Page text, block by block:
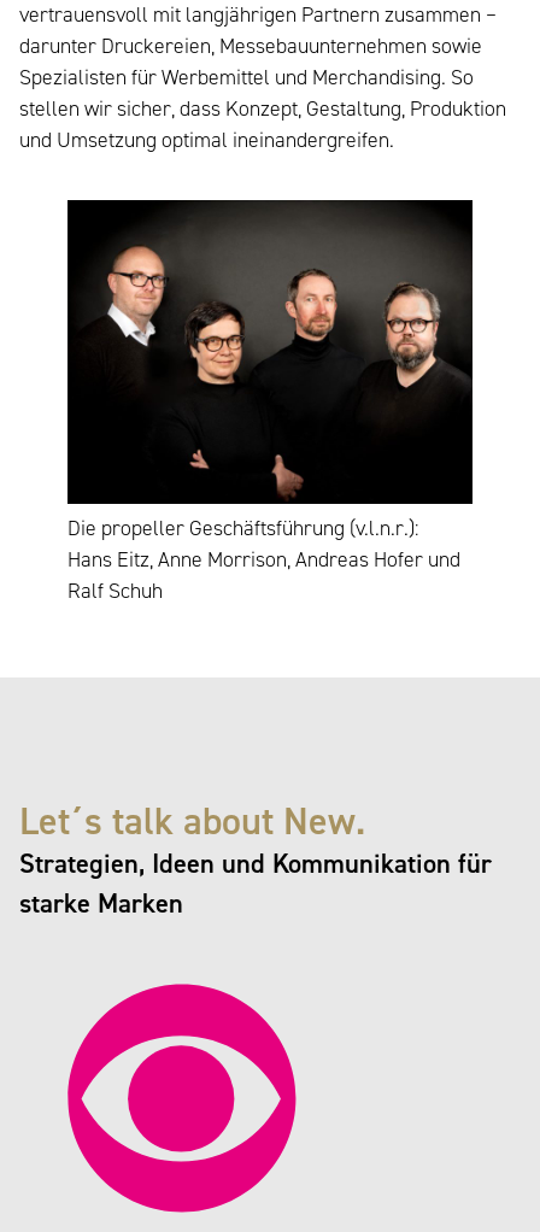
vertrauensvoll mit langjährigen Partnern zusammen –
darunter Druckereien, Messebauunternehmen sowie
Spezialisten für Werbemittel und Merchandising. So
stellen wir sicher, dass Konzept, Gestaltung, Produktion
und Umsetzung optimal ineinandergreifen.
Die propeller Geschäftsführung (v.l.n.r.):
Hans Eitz, Anne Morrison, Andreas Hofer und
Ralf Schuh
Let´s talk about New.
Strategien, Ideen und Kommunikation für
starke Marken